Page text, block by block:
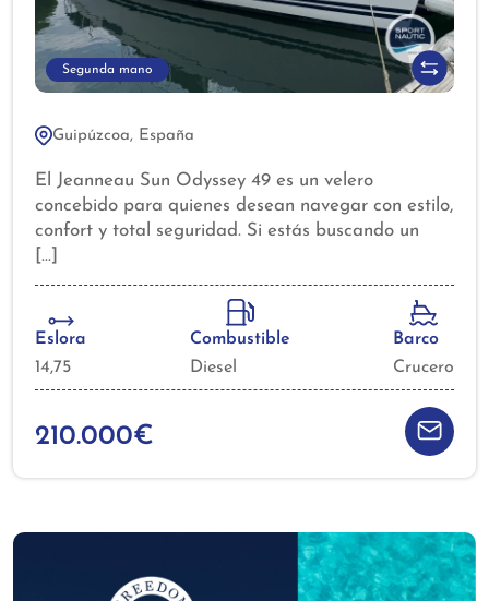
Segunda mano
Guipúzcoa, España
210.000€
El Jeanneau Sun Odyssey 49 es un velero
concebido para quienes desean navegar con estilo,
confort y total seguridad. Si estás buscando un
Jeanneau Sun Odyssey 49 de ocasión, este modelo
destaca por su excelente equilibrio entre
prestaciones de crucero de altura y comodidad a
bordo, siendo una opción ideal tanto para largas
travesías como para disfrutar de la navegación
Eslora
14,75
Combustible
Diesel
Barco
Crucero